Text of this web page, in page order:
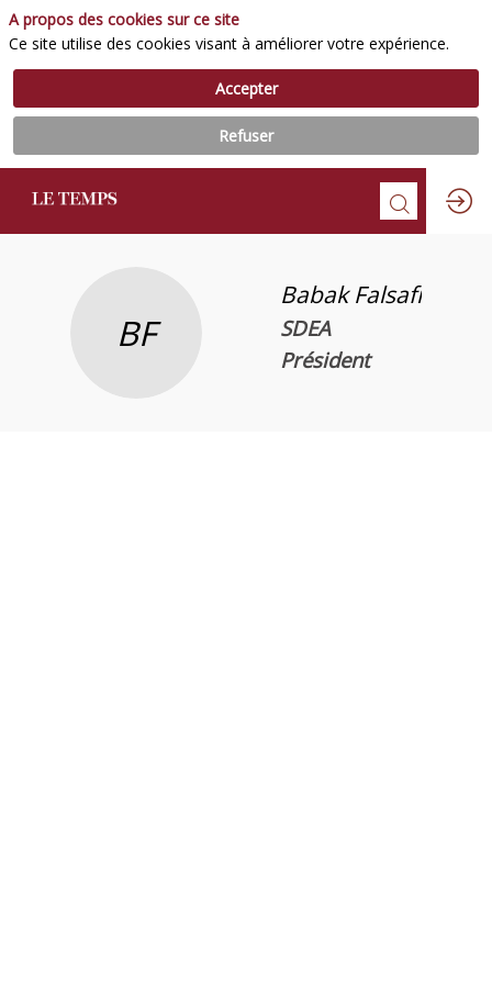
BF
Babak Falsafi
SDEA
Président
A propos des cookies sur ce site
Ce site utilise des cookies visant à améliorer votre expérience.
Accepter
Refuser